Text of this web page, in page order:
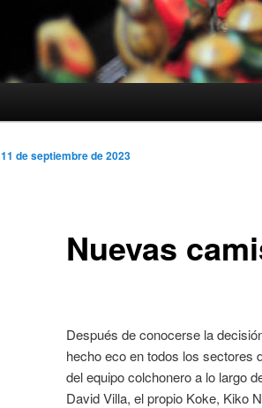
Nuevas
11 de septiembre de 2023
Después de conocerse la
hecho eco en todos los sectores
del equipo colchonero a lo largo
David Villa, el propio Koke, Kiko